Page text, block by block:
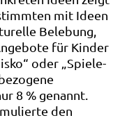
mit Ideen
Belebung,
für Kinder
oder „Spiele-
8 % genannt.
den